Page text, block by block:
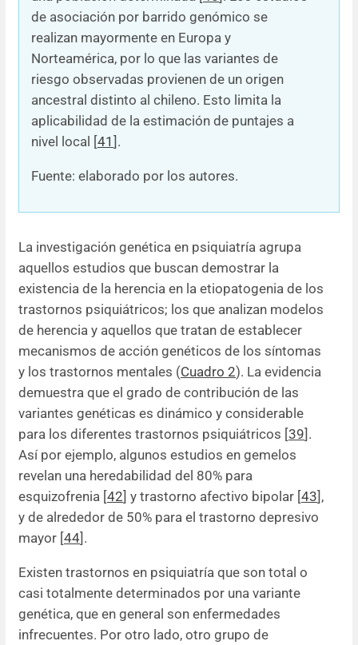
de asociación por barrido genómico se
realizan mayormente en Europa y
Norteamérica, por lo que las variantes de
riesgo observadas provienen de un origen
ancestral distinto al chileno. Esto limita la
aplicabilidad de la estimación de puntajes a
nivel local [41 ].
Fuente: elaborado por los autores.
La investigación genética en psiquiatría agrupa
aquellos estudios que buscan demostrar la
existencia de la herencia en la etiopatogenia de los
trastornos psiquiátricos; los que analizan modelos
de herencia y aquellos que tratan de establecer
mecanismos de acción genéticos de los síntomas
y los trastornos mentales (Cuadro 2). La evidencia
demuestra que el grado de contribución de las
variantes genéticas es dinámico y considerable
para los diferentes trastornos psiquiátricos [39].
Así por ejemplo, algunos estudios en gemelos
revelan una heredabilidad del 80% para
esquizofrenia [42] y trastorno afectivo bipolar [43],
y de alrededor de 50% para el trastorno depresivo
mayor [44].
Existen trastornos en psiquiatría que son total o
casi totalmente determinados por una variante
genética, que en general son enfermedades
infrecuentes. Por otro lado, otro grupo de